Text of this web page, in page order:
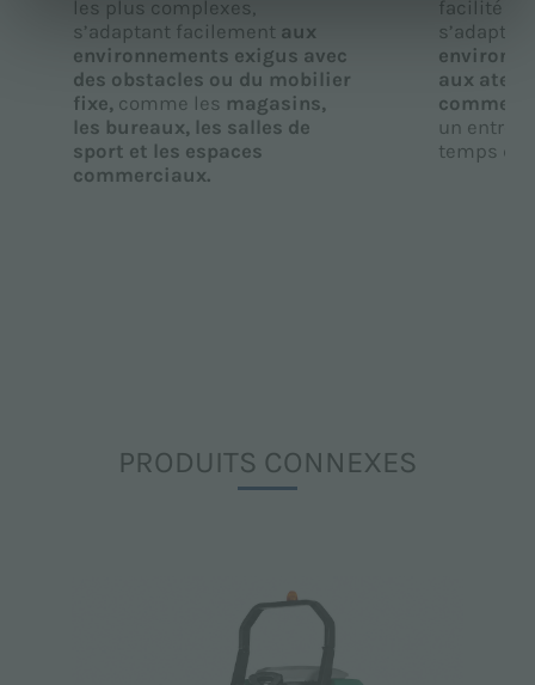
les plus complexes,
s’adaptant facilement aux
environnements exigus avec
des obstacles ou du mobilier
fixe,comme les magasins,
les bureaux, les salles de
sport et les espaces
commerciaux.
facilité
s’adapte
aux
un
temps
PRODUITS CONNEXES